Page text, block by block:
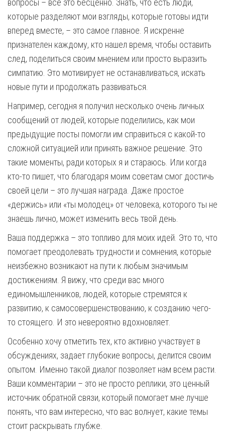
вопросы – всё это бесценно. Знать, что есть люди,
которые разделяют мои взгляды, которые готовы идти
вперед вместе, – это самое главное. Я искренне
признателен каждому, кто нашел время, чтобы оставить
след, поделиться своим мнением или просто выразить
симпатию. Это мотивирует не останавливаться, искать
новые пути и продолжать развиваться.
Например, сегодня я получил несколько очень личных
сообщений от людей, которые поделились, как мои
предыдущие посты помогли им справиться с какой-то
сложной ситуацией или принять важное решение. Это
такие моменты, ради которых я и стараюсь. Или когда
кто-то пишет, что благодаря моим советам смог достичь
своей цели – это лучшая награда. Даже простое
«держись» или «ты молодец» от человека, которого ты не
знаешь лично, может изменить весь твой день.
Ваша поддержка – это топливо для моих идей. Это то, что
помогает преодолевать трудности и сомнения, которые
неизбежно возникают на пути к любым значимым
достижениям. Я вижу, что среди вас много
единомышленников, людей, которые стремятся к
развитию, к самосовершенствованию, к созданию чего-
то стоящего. И это невероятно вдохновляет.
Особенно хочу отметить тех, кто активно участвует в
обсуждениях, задает глубокие вопросы, делится своим
опытом. Именно такой диалог позволяет нам всем расти.
Ваши комментарии – это не просто реплики, это ценный
источник обратной связи, который помогает мне лучше
понять, что вам интересно, что вас волнует, какие темы
стоит раскрывать глубже.